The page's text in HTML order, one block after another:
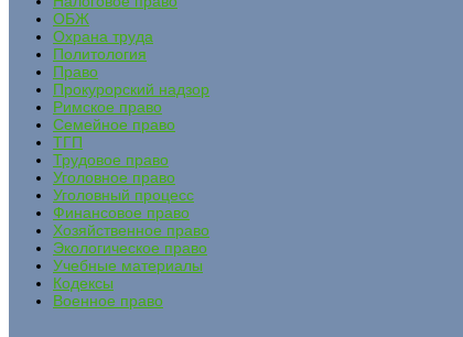
ОБЖ
Охрана труда
Политология
Право
Прокурорский надзор
Римское право
Семейное право
ТГП
Трудовое право
Уголовное право
Уголовный процесс
Финансовое право
Хозяйственное право
Экологическое право
Учебные материалы
Кодексы
Военное право